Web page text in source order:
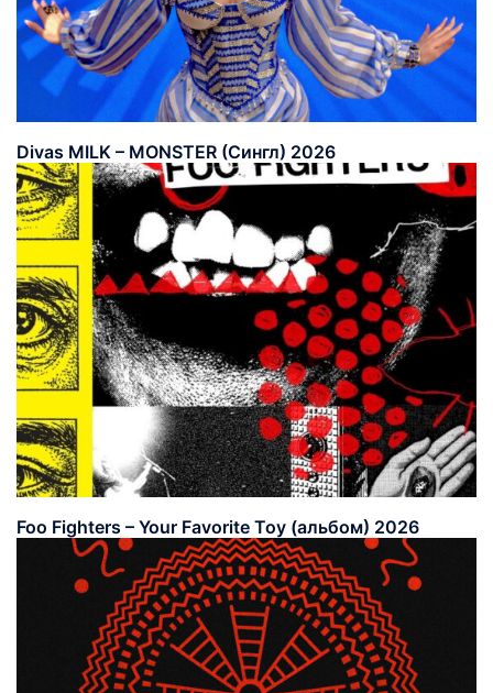
Divas MILK – MONSTER (Сингл) 2026
Foo Fighters – Your Favorite Toy (альбом) 2026